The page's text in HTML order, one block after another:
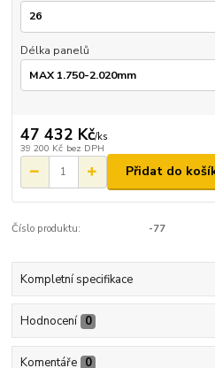
Délka panelů
47 432 Kč/ks
39 200 Kč bez DPH
Přidat do
Číslo produktu: -77
Kompletní specifikace
Hodnocení 0
Komentáře 0